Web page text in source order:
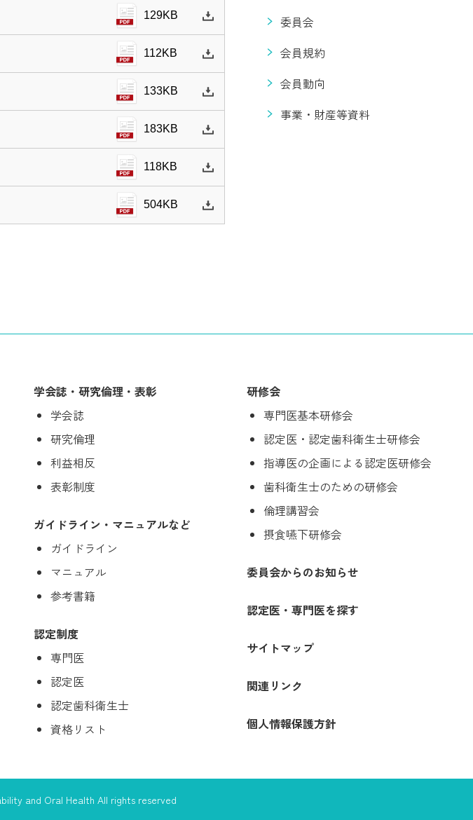
129KB
112KB
133KB
183KB
118KB
504KB
委員会
会員規約
会員動向
事業・財産等資料
学会誌・研究倫理・表彰
学会誌
研究倫理
利益相反
表彰制度
ガイドライン・マニュアルなど
ガイドライン
マニュアル
参考書籍
認定制度
専門医
認定医
認定歯科衛生士
資格リスト
研修会
専門医基本研修会
認定医・認定歯科衛生士研修会
指導医の企画による認定医研修会
歯科衛生士のための研修会
倫理講習会
摂食嚥下研修会
委員会からのお知らせ
認定医・専門医を探す
サイトマップ
関連リンク
個人情報保護方針
and Oral Health All rights reserved